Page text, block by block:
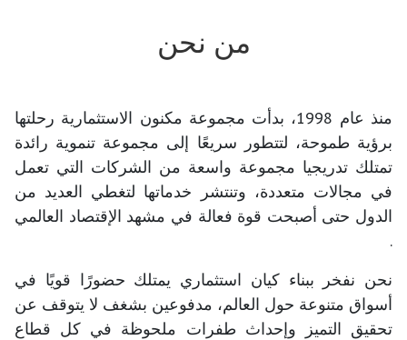
من نحن
منذ عام 1998، بدأت مجموعة مكنون الاستثمارية رحلتها
برؤية طموحة، لتتطور سريعًا إلى مجموعة تنموية رائدة
تمتلك تدريجيا مجموعة واسعة من الشركات التي تعمل
في مجالات متعددة، وتنتشر خدماتها لتغطي العديد من
الدول حتى أصبحت قوة فعالة في مشهد الإقتصاد العالمي
.
نحن نفخر ببناء كيان استثماري يمتلك حضورًا قويًا في
أسواق متنوعة حول العالم، مدفوعين بشغف لا يتوقف عن
تحقيق التميز وإحداث طفرات ملحوظة في كل قطاع